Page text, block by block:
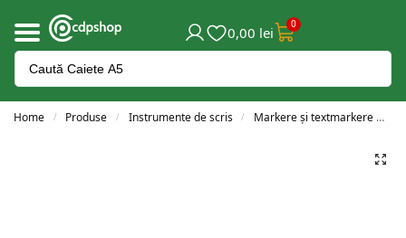
0,00 lei 0
Home / Produse / Instrumente de scris / Markere și textmarkere